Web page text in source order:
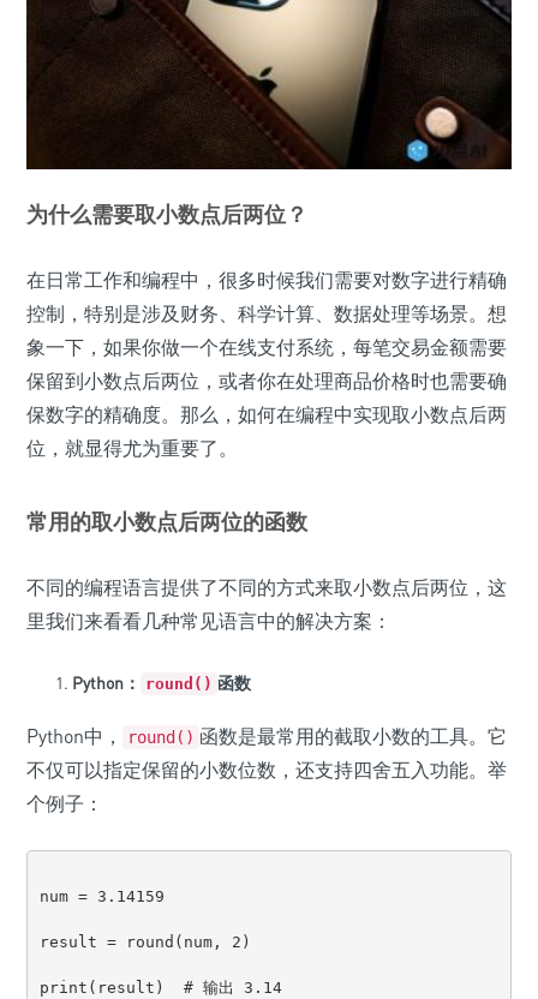
为什么需要取小数点后两位？
在日常工作和编程中，很多时候我们需要对数字进行精确
控制，特别是涉及财务、科学计算、数据处理等场景。想
象一下，如果你做一个在线支付系统，每笔交易金额需要
保留到小数点后两位，或者你在处理商品价格时也需要确
保数字的精确度。那么，如何在编程中实现取小数点后两
位，就显得尤为重要了。
常用的取小数点后两位的函数
不同的编程语言提供了不同的方式来取小数点后两位，这
里我们来看看几种常见语言中的解决方案：
Python： round() 函数
Python中， round() 函数是最常用的截取小数的工具。它
不仅可以指定保留的小数位数，还支持四舍五入功能。举
个例子：
num = 3.14159
result = round(num, 2)
print(result)  # 输出 3.14